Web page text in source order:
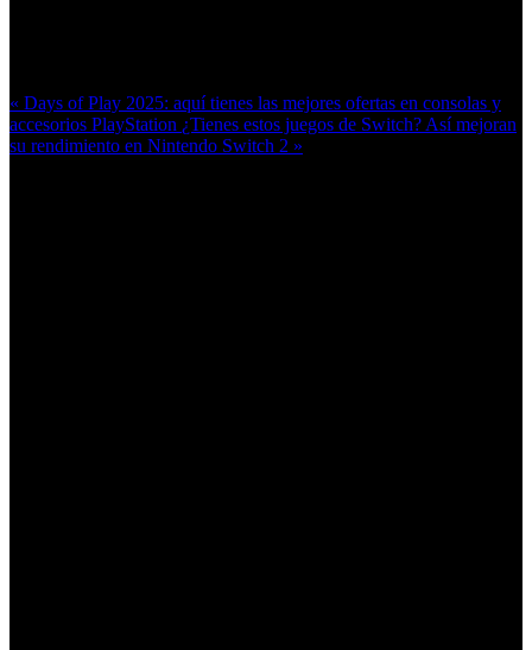
« Days of Play 2025: aquí tienes las mejores ofertas en consolas y
accesorios PlayStation ¿Tienes estos juegos de Switch? Así mejoran
su rendimiento en Nintendo Switch 2 »